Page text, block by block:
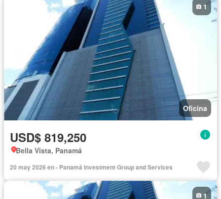
Oficina
1
USD$ 819,250
Bella Vista, Panamá
20 may 2026 en - Panamá Investment Group and Services
1